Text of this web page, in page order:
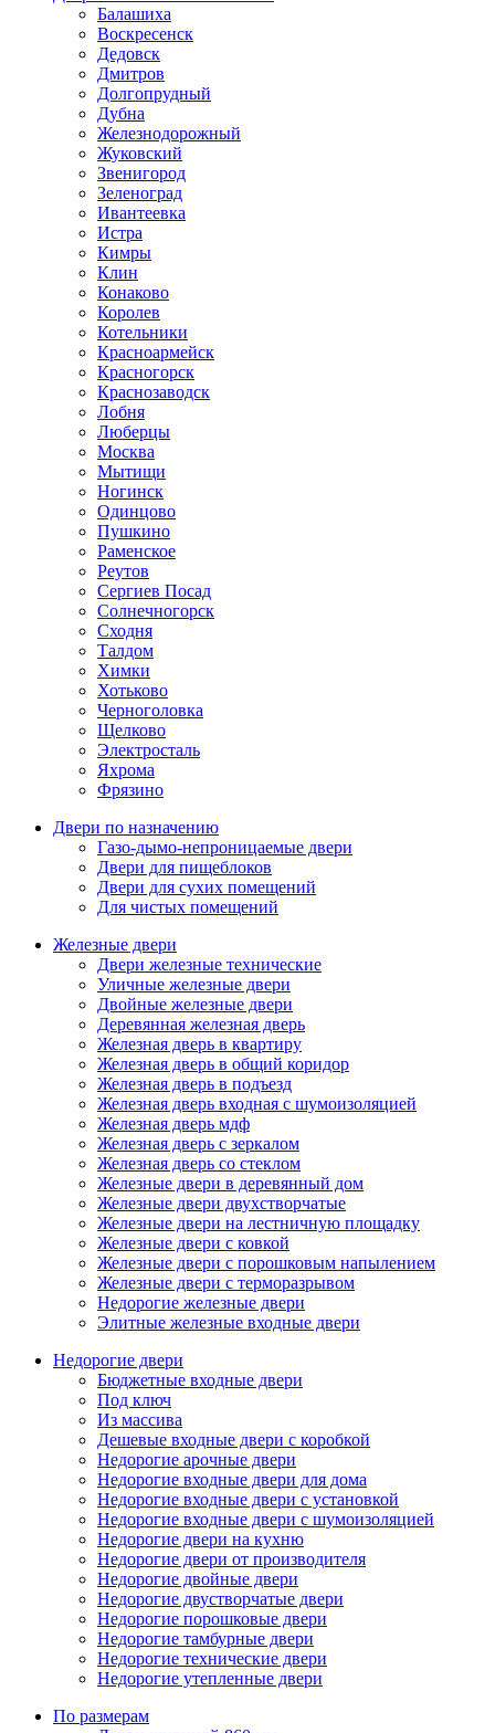
Балашиха
Воскресенск
Дедовск
Дмитров
Долгопрудный
Дубна
Железнодорожный
Жуковский
Звенигород
Зеленоград
Ивантеевка
Истра
Кимры
Клин
Конаково
Королев
Котельники
Красноармейск
Красногорск
Краснозаводск
Лобня
Люберцы
Москва
Мытищи
Ногинск
Одинцово
Пушкино
Раменское
Реутов
Сергиев Посад
Солнечногорск
Сходня
Талдом
Химки
Хотьково
Черноголовка
Щелково
Электросталь
Яхрома
Фрязино
Двери по назначению
Газо-дымо-непроницаемые двери
Двери для пищеблоков
Двери для сухих помещений
Для чистых помещений
Железные двери
Двери железные технические
Уличные железные двери
Двойные железные двери
Деревянная железная дверь
Железная дверь в квартиру
Железная дверь в общий коридор
Железная дверь в подъезд
Железная дверь входная с шумоизоляцией
Железная дверь мдф
Железная дверь с зеркалом
Железная дверь со стеклом
Железные двери в деревянный дом
Железные двери двухстворчатые
Железные двери на лестничную площадку
Железные двери с ковкой
Железные двери с порошковым напылением
Железные двери с терморазрывом
Недорогие железные двери
Элитные железные входные двери
Недорогие двери
Бюджетные входные двери
Под ключ
Из массива
Дешевые входные двери с коробкой
Недорогие арочные двери
Недорогие входные двери для дома
Недорогие входные двери с установкой
Недорогие входные двери с шумоизоляцией
Недорогие двери на кухню
Недорогие двери от производителя
Недорогие двойные двери
Недорогие двустворчатые двери
Недорогие порошковые двери
Недорогие тамбурные двери
Недорогие технические двери
Недорогие утепленные двери
По размерам